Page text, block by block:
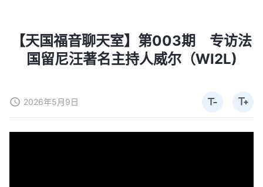
【天国福音聊天室】第003期 专访法
国留尼汪著名主持人威尔（WI2L)
2026年5月9日